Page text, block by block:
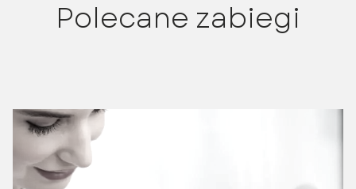
Polecane zabiegi